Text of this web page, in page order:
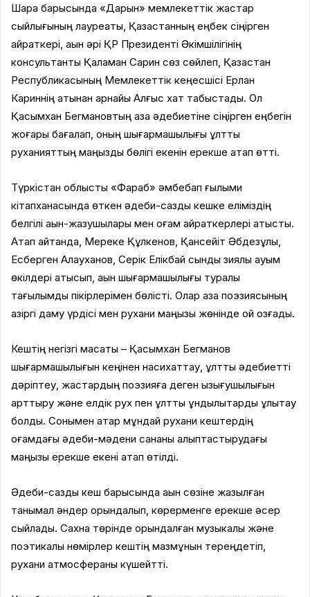
Шара барысында «Дарын» мемлекеттік жастар
сыйлығының лауреаты, Қазақстанның еңбек сіңірген
қайраткері, ақын әрі ҚР Президенті Әкімшілігінің
консультанты Қалқаман Сарин сөз сөйлеп, Қазақстан
Республикасының Мемлекеттік кеңесшісі Ерлан
Кариннің атынан арнайы Алғыс хат табыстады. Ол
Қасымхан Бегмановтың қазақ әдебиетіне сіңірген еңбегін
жоғары бағалап, оның шығармашылығы ұлттық
руханияттың маңызды бөлігі екенін ерекше атап өтті.
Түркістан облыстық «Фараб» әмбебап ғылыми
кітапханасында өткен әдеби-сазды кешке еліміздің
белгілі ақын-жазушылары мен қоғам қайраткерлері қатысты.
Атап айтқанда, Мереке Құлкенов, Қансейіт Әбдезұлы,
Есберген Алауханов, Серік Елікбай сынды зиялы қауым
өкілдері қатысып, ақын шығармашылығы туралы
тағылымды пікірлерімен бөлісті. Олар қазақ поэзиясының
қазіргі даму үрдісі мен рухани маңызы жөнінде ой қозғады.
Кештің негізгі мақсаты – Қасымхан Бегманов
шығармашылығын кеңінен насихаттау, ұлттық әдебиетті
дәріптеу, жастардың поэзияға деген қызығушылығын
арттыру және елдік рух пен ұлттық құндылықтарды ұлықтау
болды. Сонымен қатар мұндай рухани кештердің
қоғамдағы әдеби-мәдени сананы қалыптастырудағы
маңызы ерекше екені атап өтілді.
Әдеби-сазды кеш барысында ақын сөзіне жазылған
танымал әндер орындалып, көрерменге ерекше әсер
сыйлады. Сахна төрінде орындалған музыкалық және
поэтикалық нөмірлер кештің мазмұнын тереңдетіп,
рухани атмосфераны күшейтті.